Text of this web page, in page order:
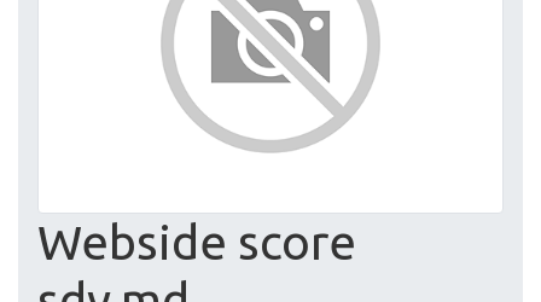
Webside score